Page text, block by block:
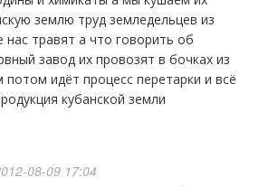
землю труд земледельцев из
нас травят а что говорить об
завод их провозят в бочках из
потом идёт процесс перетарки и всё
кубанской земли
08-09 17:04